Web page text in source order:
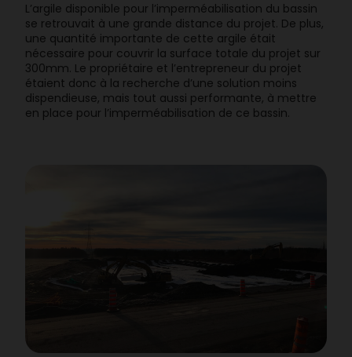
L’argile disponible pour l’imperméabilisation du bassin
se retrouvait à une grande distance du projet. De plus,
une quantité importante de cette argile était
nécessaire pour couvrir la surface totale du projet sur
300mm. Le propriétaire et l’entrepreneur du projet
étaient donc à la recherche d’une solution moins
dispendieuse, mais tout aussi performante, à mettre
en place pour l’imperméabilisation de ce bassin.